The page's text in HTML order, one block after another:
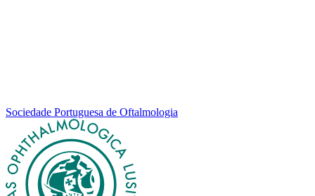
Sociedade Portuguesa de Oftalmologia